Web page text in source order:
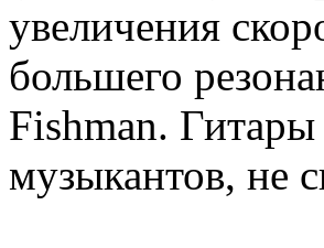
увеличения
большего
Fishman.
музыкантов, не